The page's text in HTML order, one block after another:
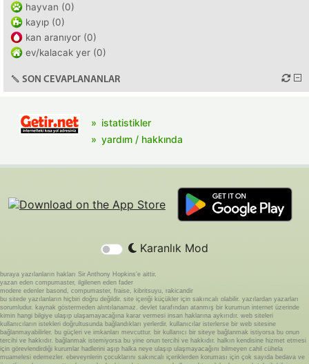
hayvan (0)
kayıp (0)
kan aranıyor (0)
ev/kalacak yer (0)
SON CEVAPLANANLAR
istatistikler
yardım / hakkında
Karanlık Mod
buraya yazılanların hakları Sir Anthony Hopkins'e aittir.
yazan eden compumaster, ilgilenen eden fader
modere edenler basond, compumaster, fraise, kibritsuyu, rakicandir
bu sitede yazılanların hiçbiri doğru değildir. site içeriği küçükler için sakıncalı olabilir. yazılardan yazarları
sorumludur. kaynak göstermeden alıntılanamaz. devlet tarafından atanmış bir kurumun internet üzerinde
kimin hangi bilgiye ulaşıp ulaşamayacağına karar vermesi insan haklarına aykırıdır. web siteleri
kullanıcıların istekleri doğrultusunda bağlandıkları yerlerdir. kullanıcılar isterlerse bir web sitesine
bağlanmayabilirler. bu güçleri ve imkanları mevcuttur. bir kullanıcı bir siteye bağlanmak istiyorsa bu onun
tercihi ve hakkıdır. bağlanmak istemiyorsa bu yine onun tercihi ve hakkıdır. halkın kendisine hizmet etmesi
için görevlendirdiği kurumlar hadlerini aşıp halka neye ulaşıp ulaşmayacağını bilmeyen cahil cühela
muamelesi edemezler. ebeveynlerin çocuklarını sakıncalı içeriklerden koruması için çok sayıda bedava ve